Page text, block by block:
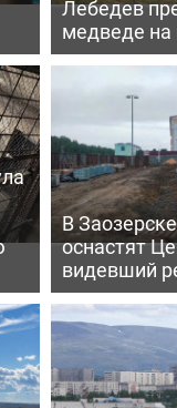
Лебедев
медведе на
В
оснастят
видевший